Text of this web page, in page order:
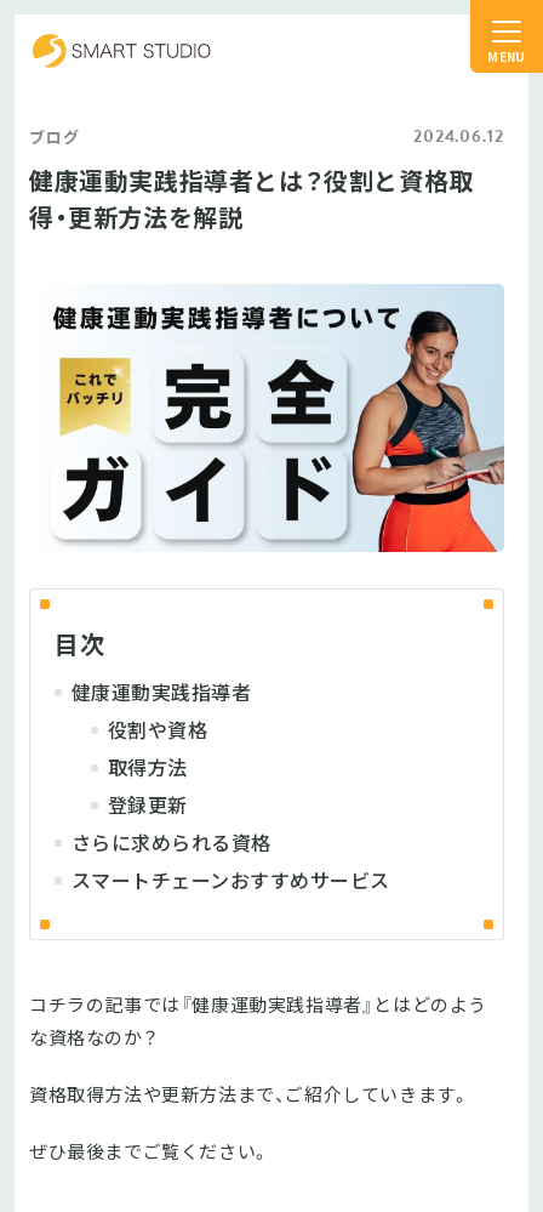
ブログ 2024.06.12
健康運動実践指導者とは？役割と資格取
得・更新方法を解説
目次
健康運動実践指導者
役割や資格
取得方法
登録更新
さらに求められる資格
スマートチェーンおすすめサービス
コチラの記事では『健康運動実践指導者』とはどのよう
な資格なのか？
資格取得方法や更新方法まで、ご紹介していきます。
ぜひ最後までご覧ください。